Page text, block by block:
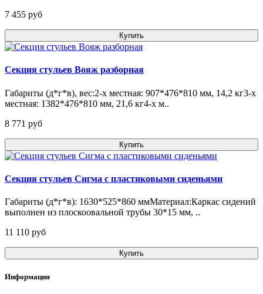
7 455 pуб
Купить
Секция стульев Вояж разборная
Габариты (д*г*в), вес:2-х местная: 907*476*810 мм, 14,2 кг3-х
местная: 1382*476*810 мм, 21,6 кг4-х м..
8 771 pуб
Купить
Секция стульев Сигма с пластиковыми сиденьями
Габариты (д*г*в): 1630*525*860 ммМатериал:Каркас сидений
выполнен из плоскоовальной трубы 30*15 мм, ..
11 110 pуб
Купить
Информация